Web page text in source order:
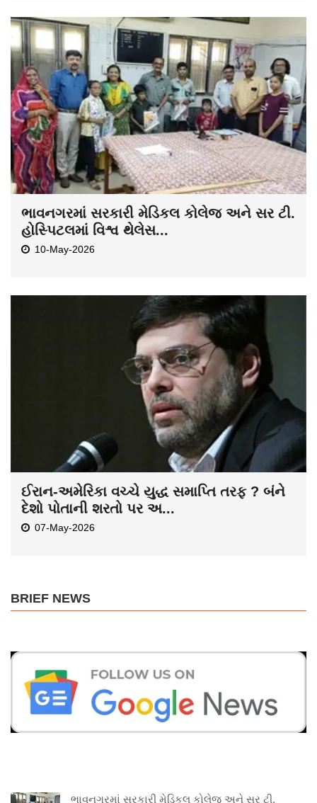
ભાવનગરમાં સરકારી મેડિકલ કોલેજ અને સર ટી.
હોસ્પિટલમાં વિશ્વ થેલેસ...
10-May-2026
ઈરાન-અમેરિકા વચ્ચે યુદ્ધ સમાપ્તિ તરફ ? બંને
દેશો પોતાની શરતો પર અ...
07-May-2026
BRIEF NEWS
ભાવનગરમાં સરકારી મેડિકલ કોલેજ અને સર ટી.